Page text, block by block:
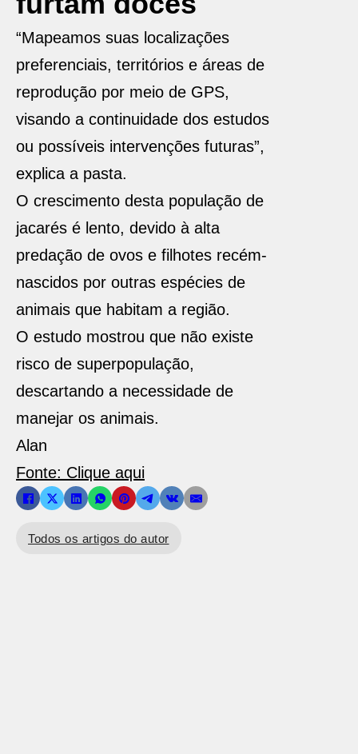
“Mapeamos suas localizações
preferenciais, territórios e áreas de
reprodução por meio de GPS,
visando a continuidade dos estudos
ou possíveis intervenções futuras”,
explica a pasta.
O crescimento desta população de
jacarés é lento, devido à alta
predação de ovos e filhotes recém-
nascidos por outras espécies de
animais que habitam a região.
O estudo mostrou que não existe
risco de superpopulação,
descartando a necessidade de
manejar os animais.
Alan
Fonte: Clique aqui
Todos os artigos do autor